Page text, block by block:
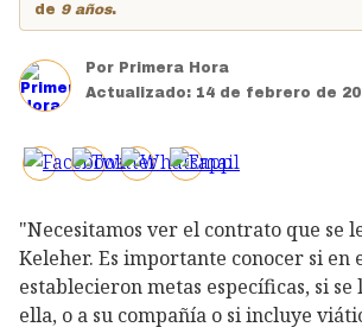
de 9 años.
Por Primera Hora
Actualizado: 14 de febrero de
"Necesitamos ver el contrato que se
Keleher. Es importante conocer si en
establecieron metas específicas, si
ella, o a su compañía o si incluye